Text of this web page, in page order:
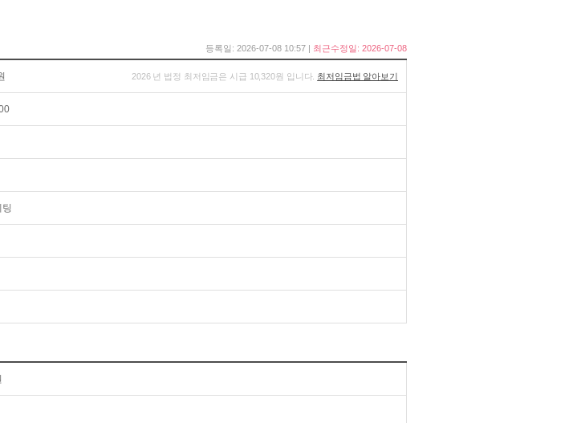
등록일: 2026-07-08 10:57 | 최근수정일: 2026-07-08
2026 년 법정 최저임금은 시급 10,320원 입니다. 최저임금법 알아보기
팅